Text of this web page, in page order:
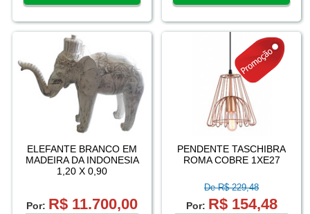
ELEFANTE BRANCO EM
MADEIRA DA INDONESIA
1,20 X 0,90
Por: R$ 11.700,00
PENDENTE TASCHIBRA
ROMA COBRE 1XE27
De R$ 229,48
Por: R$ 154,48